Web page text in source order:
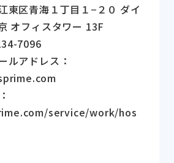
東区青海１丁目１−２０ ダイ
オフィスタワー 13F
7096
ルアドレス：
service/work/hos